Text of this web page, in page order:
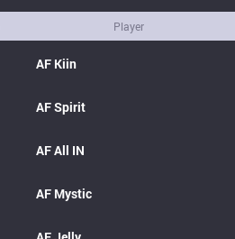
Player
AF Kiin
AFSpirit
AFAll IN
AF Mystic